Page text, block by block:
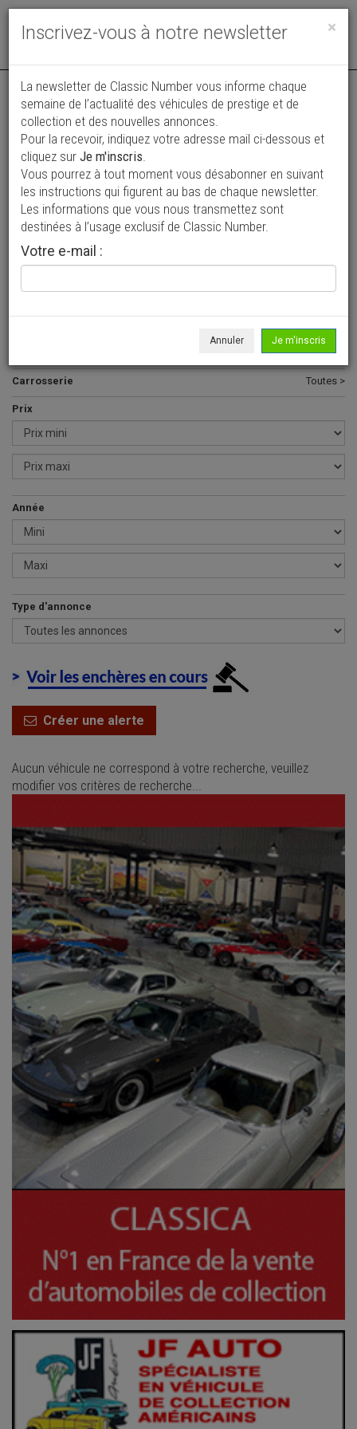
Toggle
Vos annonces vues par
plus de 4 millions de collectionneurs
Ajouter une annonce
> Rechercher un véhicule
Tous >
Carrosserie Toutes >
Prix
Année
Type d'annonce
Créer une alerte
Aucun véhicule ne correspond à votre recherche, veuillez
modifier vos critères de recherche...
×
Inscrivez-vous à notre newsletter
La newsletter de Classic Number vous informe chaque
semaine de l’actualité des véhicules de prestige et de
collection et des nouvelles annonces.
Pour la recevoir, indiquez votre adresse mail ci-dessous et
cliquez sur Je m'inscris.
Vous pourrez à tout moment vous désabonner en suivant
les instructions qui figurent au bas de chaque newsletter.
Les informations que vous nous transmettez sont
destinées à l’usage exclusif de Classic Number.
Votre e-mail :
Annuler Je m'inscris